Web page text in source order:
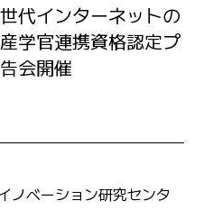
代インターネットの
学官連携資格認定プ
会開催
ノベーション研究センタ